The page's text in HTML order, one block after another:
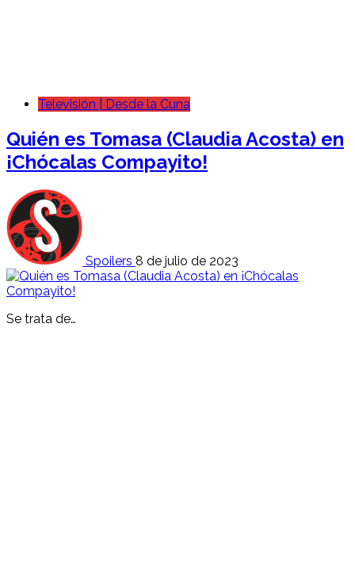
Televisión | Desde la Cuna
Quién es Tomasa (Claudia Acosta) en
¡Chócalas Compayito!
Spoilers 8 de julio de 2023
Se trata de…